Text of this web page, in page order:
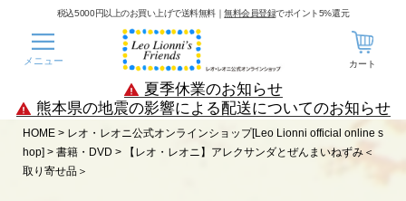
税込5000円以上のお買い上げで送料無料｜無料会員登録でポイント5%還元
メニュー カート
夏季休業のお知らせ
熊本県の地震の影響による配送についてのお知らせ
HOME
レオ・レオニ公式オンラインショップ[Leo Lionni official online s
hop]
書籍・DVD
【レオ・レオニ】アレクサンダとぜんまいねずみ＜
取り寄せ品＞